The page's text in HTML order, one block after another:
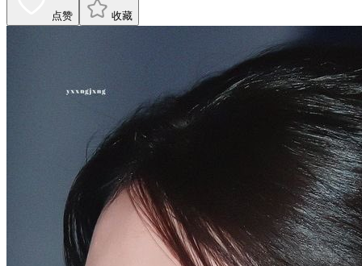
点赞 收藏